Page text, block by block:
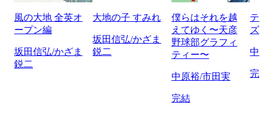
風の大地 全英オ
ープン編
坂田信弘/かざま
鋭二
大地の子 すみれ
坂田信弘/かざま
鋭二
僕らはそれを越
えてゆく〜天彦
野球部グラフィ
ティー〜
中原裕/市田実
完結
テ
ズ
中
完